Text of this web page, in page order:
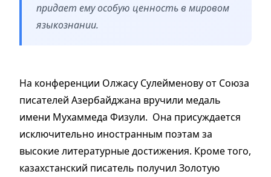
придает ему особую ценность в мировом
языкознании.
На конференции Олжасу Сулейменову от Союза
писателей Азербайджана вручили медаль
имени Мухаммеда Физули. Она присуждается
исключительно иностранным поэтам за
высокие литературные достижения. Кроме того,
казахстанский писатель получил Золотую